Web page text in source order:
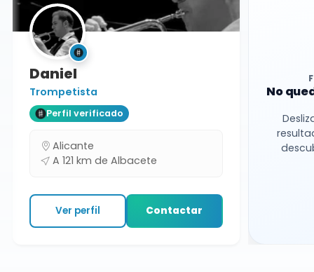
Daniel
Trompetista
Perfil verificado
Alicante
A 121 km de Albacete
Ver perfil Contactar
No